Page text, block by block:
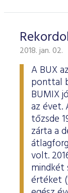
2018. jan. 02.
A BUX
ponttal
BUMIX
az évet.
tőzsde
zárta a
volt.
mindkét
értéket